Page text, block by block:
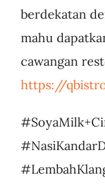
berdekatan
mahu
cawangan
https://